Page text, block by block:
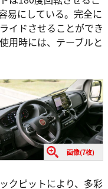
易にしている。完全に
イドさせることができ
用時には、テーブルと
画像(7枚)
クピットにより、多彩